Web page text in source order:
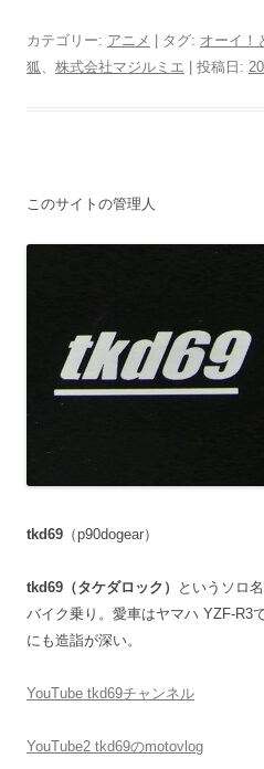
カテゴリー: アニメ | タグ: オーイ！
狐
株式会社マジルミエ | 投稿日:
このサイトの管理人
tkd69 （p90dogear）
tkd69（タケダロック）
というソロ
バイク乗り。愛車はヤマハ YZF-R3
にも造詣が深い。
YouTube tkd69チャンネル
YouTube2 tkd69のmotovlog